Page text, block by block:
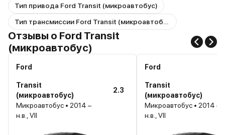
Тип привода Ford Transit (микроавтобус)
Тип трансмиссии Ford Transit (микроавтобус)
Отзывы о Ford Transit
(микроавтобус)
Ford
Transit
(микроавтобус)
Микроавтобус • 2014 –
н.в., VII
2.3
Ford
Transit
(микроавтобус)
Микроавтобус • 2014 –
н.в., VII